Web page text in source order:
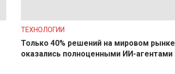
ТЕХНОЛОГИИ
Только 40% решений на мировом рынке
оказались полноценными ИИ-агентами